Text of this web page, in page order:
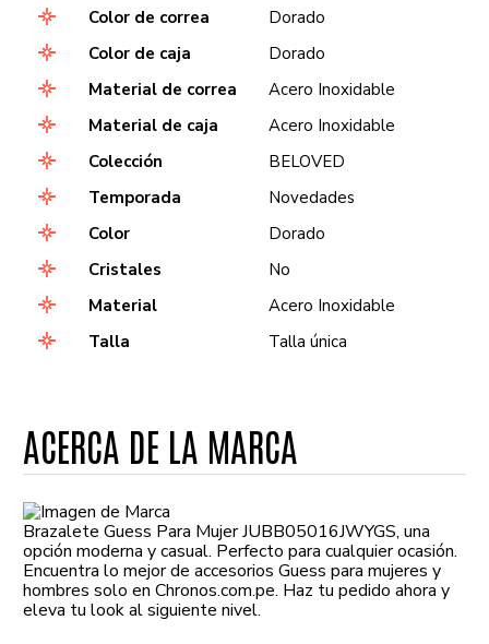
Color de correa
Dorado
Color de caja
Dorado
Material de correa
Acero Inoxidable
Material de caja
Acero Inoxidable
Colección
BELOVED
Temporada
Novedades
Color
Dorado
Cristales
No
Material
Acero Inoxidable
Talla
Talla única
ACERCA DE LA MARCA
Brazalete Guess Para Mujer JUBB05016JWYGS, una
opción moderna y casual. Perfecto para cualquier ocasión.
Encuentra lo mejor de accesorios Guess para mujeres y
hombres solo en Chronos.com.pe. Haz tu pedido ahora y
eleva tu look al siguiente nivel.